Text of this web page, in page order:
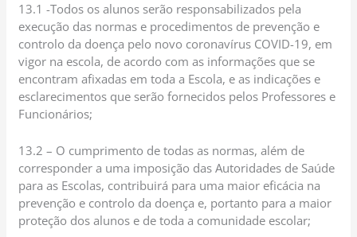
13.1 -Todos os alunos serão responsabilizados pela
execução das normas e procedimentos de prevenção e
controlo da doença pelo novo coronavírus COVID-19, em
vigor na escola, de acordo com as informações que se
encontram afixadas em toda a Escola, e as indicações e
esclarecimentos que serão fornecidos pelos Professores e
Funcionários;
13.2 – O cumprimento de todas as normas, além de
corresponder a uma imposição das Autoridades de Saúde
para as Escolas, contribuirá para uma maior eficácia na
prevenção e controlo da doença e, portanto para a maior
proteção dos alunos e de toda a comunidade escolar;